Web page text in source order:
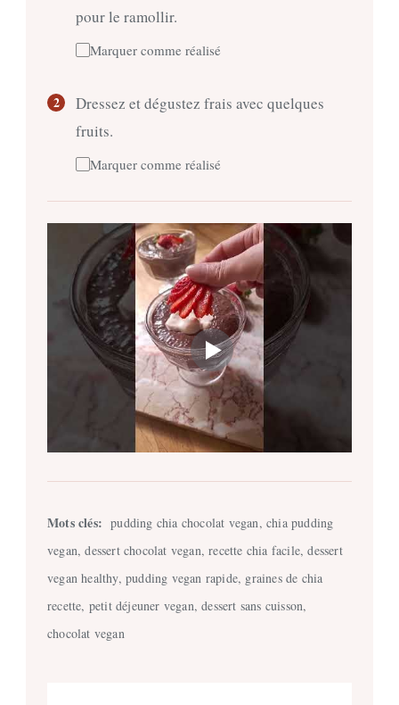
pour le ramollir.
Marquer comme réalisé
Dressez et dégustez frais avec quelques
fruits.
Marquer comme réalisé
Mots clés: pudding chia chocolat vegan, chia pudding
vegan, dessert chocolat vegan, recette chia facile, dessert
vegan healthy, pudding vegan rapide, graines de chia
recette, petit déjeuner vegan, dessert sans cuisson,
chocolat vegan